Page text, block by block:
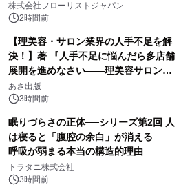
クレンジングPRO」を2026年8月6日
発売
株式会社フローリストジャパン
2時間前
【理美容・サロン業界の人手不足を解
決！】著 『人手不足に悩んだら多店舗
展開を進めなさい――理美容サロン
「多店舗展開」の教科書』2026年8月
24日（月）発売
あさ出版
3時間前
眠りづらさの正体──シリーズ第2回 人
は寝ると「腹腔の余白」が消える──
呼吸が弱まる本当の構造的理由
トラタニ株式会社
3時間前